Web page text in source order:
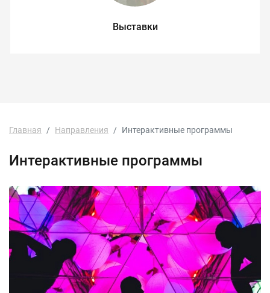
Выставки
Главная Направления Интерактивные программы
Интерактивные программы